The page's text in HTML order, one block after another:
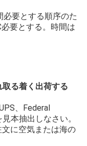
要とする順序のた
要とする。時間は
る着く出荷する
、Federal
本抽出しなさい。
に空気または海の